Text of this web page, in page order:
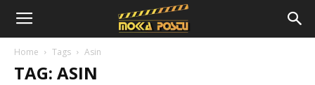
Home Tags Asin
TAG: ASIN